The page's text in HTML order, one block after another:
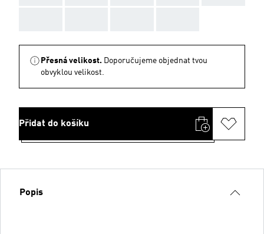
Přesná velikost. Doporučujeme objednat tvou
obvyklou velikost.
Přidat do košíku
Popis